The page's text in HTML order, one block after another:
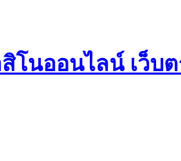
โนออนไลน์ เว็บ